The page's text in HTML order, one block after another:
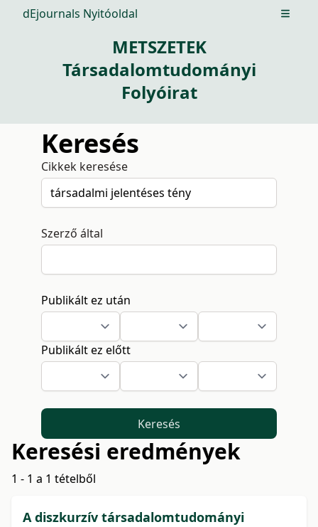
dEjournals Nyitóoldal Open
METSZETEK
Társadalomtudományi
Folyóirat
Keresés
Cikkek keresése
Szerző által
Publikált ez után
Publikált ez előtt
Keresés
Keresési eredmények
1 - 1 a 1 tételből
A diszkurzív társadalomtudományi